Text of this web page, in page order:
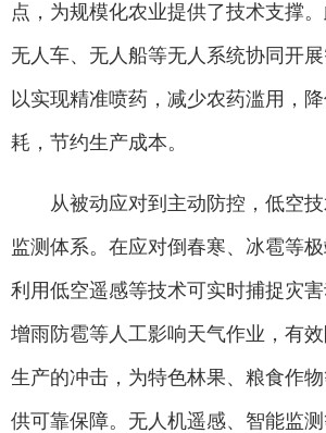
点，为规模化农业提供了技术支撑。
无人车、无人船等无人系统协同开
以实现精准喷药，减少农药滥用，
耗，节约生产成本。
从被动应对到主动防控，低空
监测体系。在应对倒春寒、冰雹等极
利用低空遥感等技术可实时捕捉灾
增雨防雹等人工影响天气作业，有
生产的冲击，为特色林果、粮食作
供可靠保障。无人机遥感、智能监